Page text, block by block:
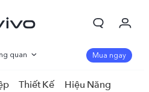
quan
Thư viện
Mua ngay
Thiết Kế Hiệu Năng